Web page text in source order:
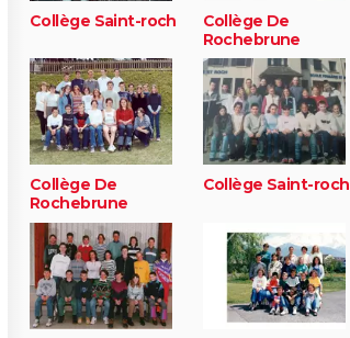
Collège Saint-roch
Collège De
Rochebrune
Collège De
Rochebrune
Collège Saint-roch